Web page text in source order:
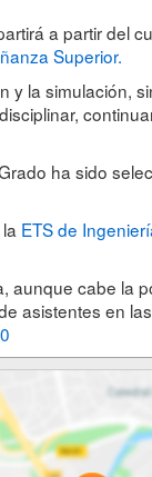
a partir del
Superior.
y la simulación,
ha sido
ETS de
aunque cabe la
asistentes en